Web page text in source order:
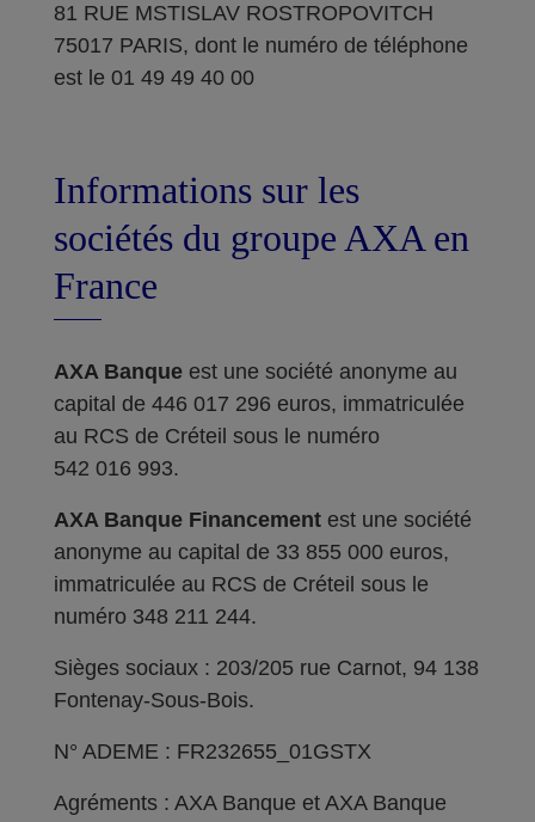
81 RUE MSTISLAV ROSTROPOVITCH
75017 PARIS, dont le numéro de téléphone
est le 01 49 49 40 00
Informations sur les
sociétés du groupe AXA en
France
AXA Banque est une société anonyme au
capital de 446 017 296 euros, immatriculée
au RCS de Créteil sous le numéro
542 016 993.
AXA Banque Financement est une société
anonyme au capital de 33 855 000 euros,
immatriculée au RCS de Créteil sous le
numéro 348 211 244.
Sièges sociaux : 203/205 rue Carnot, 94 138
Fontenay-Sous-Bois.
N° ADEME : FR232655_01GSTX
Agréments : AXA Banque et AXA Banque